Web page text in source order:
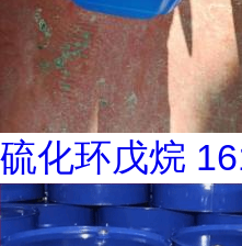
硫化环戊烷